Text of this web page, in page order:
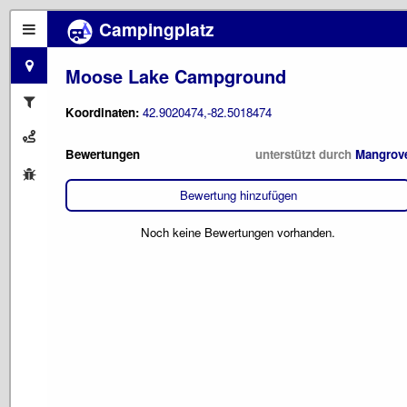
Campingplatz
Moose Lake Campground
Koordinaten: 42.9020474,-82.5018474
Bewertungen unterstützt durch
Bewertung hinzufügen
Noch keine Bewertungen vorhanden.